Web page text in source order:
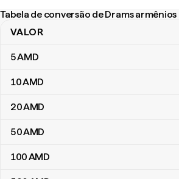
Tabela de conversão de Drams
Tabela de conversão de Drams armênios
VALOR
5AMD
10AMD
20AMD
50AMD
100AMD